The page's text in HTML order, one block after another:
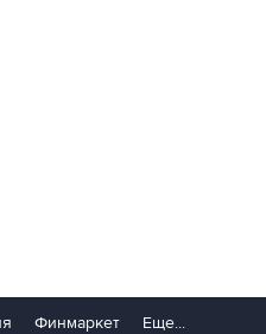
Финмаркет Еще...